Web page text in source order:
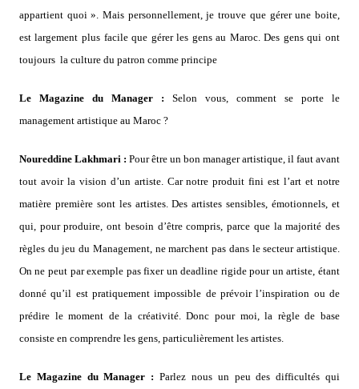
appartient quoi ». Mais personnellement, je trouve que gérer une boite,
est largement plus facile que gérer les gens au Maroc. Des gens qui ont
toujours la culture du patron comme principe
Le Magazine du Manager : Selon vous, comment se porte le
management artistique au Maroc ?
Noureddine Lakhmari : Pour être un bon manager artistique, il faut avant
tout avoir la vision d’un artiste. Car notre produit fini est l’art et notre
matière première sont les artistes. Des artistes sensibles, émotionnels, et
qui, pour produire, ont besoin d’être compris, parce que la majorité des
règles du jeu du Management, ne marchent pas dans le secteur artistique.
On ne peut par exemple pas fixer un deadline rigide pour un artiste, étant
donné qu’il est pratiquement impossible de prévoir l’inspiration ou de
prédire le moment de la créativité. Donc pour moi, la règle de base
consiste en comprendre les gens, particulièrement les artistes.
Le Magazine du Manager : Parlez nous un peu des difficultés qui